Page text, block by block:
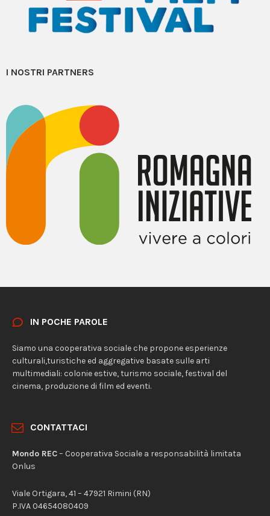
I NOSTRI PARTNERS
IN POCHE PAROLE
Siamo una cooperativa sociale che propone esperienze
culturali,turistiche ed aggregative basate sulle arti
multimediali: colonie estive, turismo sociale, festival del
cinema, produzione di film ed eventi.
CONTATTACI
Mondo REC– Cooperativa Sociale a responsabilità limitata
Onlus
Viale Ortigara, 41 – 47921 Rimini (RN)
P.IVA 04654080409